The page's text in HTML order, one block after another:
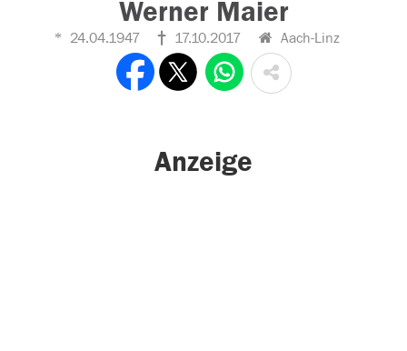
Werner Maier
24.04.1947 17.10.2017 Aach-Linz
Anzeige